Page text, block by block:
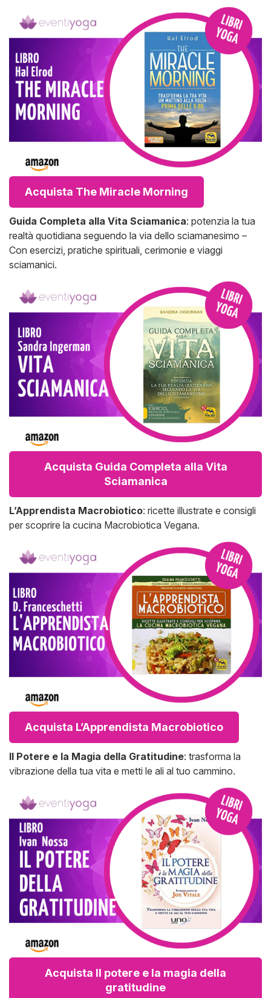
Acquista The Miracle Morning
Guida Completa alla Vita Sciamanica: potenzia la tua
realtà quotidiana seguendo la via dello sciamanesimo –
Con esercizi, pratiche spirituali, cerimonie e viaggi
sciamanici.
Acquista Guida Completa alla Vita
Sciamanica
L’Apprendista Macrobiotico: ricette illustrate e consigli
per scoprire la cucina Macrobiotica Vegana.
Acquista L’Apprendista Macrobiotico
Il Potere e la Magia della Gratitudine: trasforma la
vibrazione della tua vita e metti le ali al tuo cammino.
Acquista Il potere e la magia della
gratitudine